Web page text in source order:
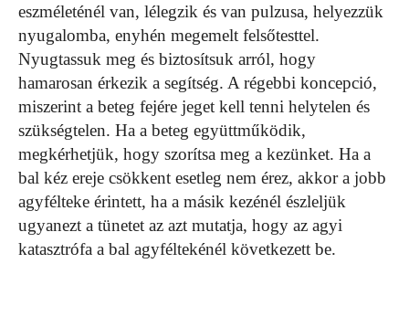
eszméleténél van, lélegzik és van pulzusa, helyezzük
nyugalomba, enyhén megemelt felsőtesttel.
Nyugtassuk meg és biztosítsuk arról, hogy
hamarosan érkezik a segítség. A régebbi koncepció,
miszerint a beteg fejére jeget kell tenni helytelen és
szükségtelen. Ha a beteg együttműködik,
megkérhetjük, hogy szorítsa meg a kezünket. Ha a
bal kéz ereje csökkent esetleg nem érez, akkor a jobb
agyfélteke érintett, ha a másik kezénél észleljük
ugyanezt a tünetet az azt mutatja, hogy az agyi
katasztrófa a bal agyféltekénél következett be.